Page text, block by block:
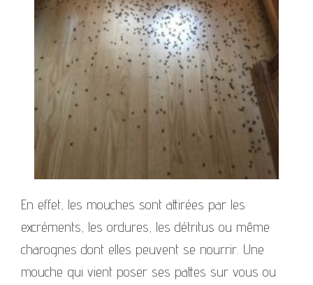
En effet, les mouches sont attirées par les
excréments, les ordures, les détritus ou même
charognes dont elles peuvent se nourrir. Une
mouche qui vient poser ses pattes sur vous ou